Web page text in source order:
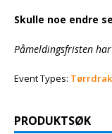
Skulle noe endre
Påmeldingsfristen
Event Types:
PRODUKTSØK